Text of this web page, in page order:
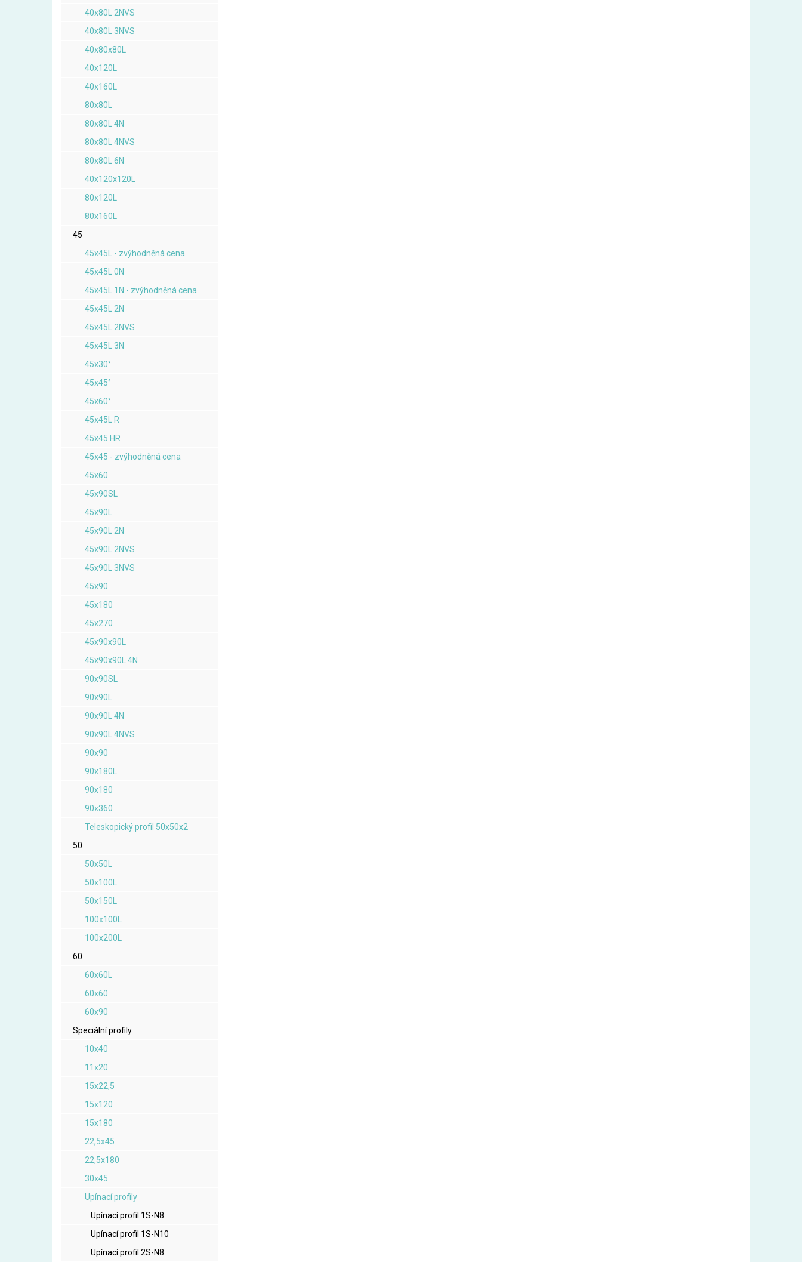
40x80L 2NVS
40x80L 3NVS
40x80x80L
40x120L
40x160L
80x80L
80x80L 4N
80x80L 4NVS
80x80L 6N
40x120x120L
80x120L
80x160L
45
45x45L - zvýhodněná cena
45x45L 0N
45x45L 1N - zvýhodněná cena
45x45L 2N
45x45L 2NVS
45x45L 3N
45x30°
45x45°
45x60°
45x45L R
45x45 HR
45x45 - zvýhodněná cena
45x60
45x90SL
45x90L
45x90L 2N
45x90L 2NVS
45x90L 3NVS
45x90
45x180
45x270
45x90x90L
45x90x90L 4N
90x90SL
90x90L
90x90L 4N
90x90L 4NVS
90x90
90x180L
90x180
90x360
Teleskopický profil 50x50x2
50
50x50L
50x100L
50x150L
100x100L
100x200L
60
60x60L
60x60
60x90
Speciální profily
10x40
11x20
15x22,5
15x120
15x180
22,5x45
22,5x180
30x45
Upínací profily
Upínací profil 1S-N8
Upínací profil 1S-N10
Upínací profil 2S-N8